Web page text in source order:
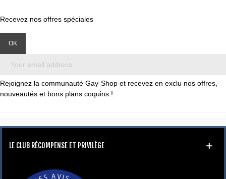
Recevez nos offres spéciales
Rejoignez la communauté Gay-Shop et recevez en exclu nos offres,
nouveautés et bons plans coquins !
LE CLUB RÉCOMPENSE ET PRIVILÈGE